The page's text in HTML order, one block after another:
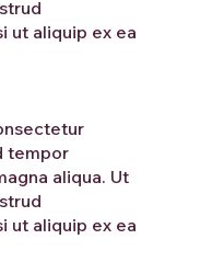
ut aliquip ex ea
tempor
aliqua. Ut
ut aliquip ex ea